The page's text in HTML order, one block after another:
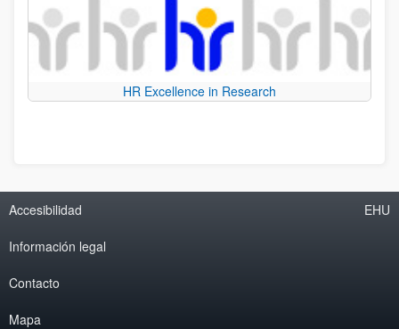
HR Excellence in Research
Accesibilidad
Información legal
Contacto
Mapa
EHU